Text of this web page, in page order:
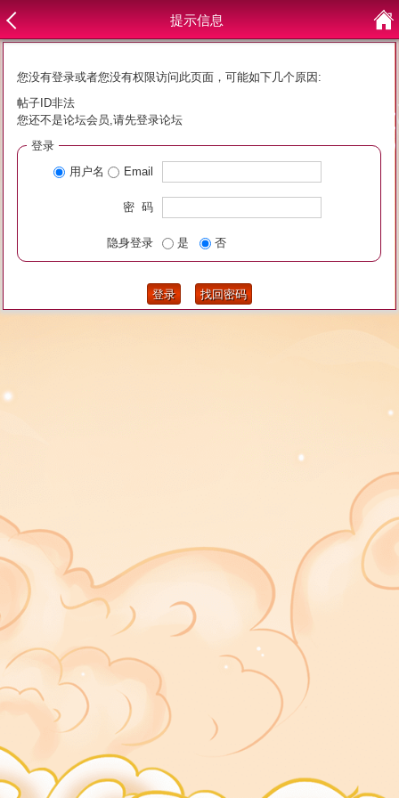
提示信息
您没有登录或者您没有权限访问此页面，可能如下几个原因:
帖子ID非法
您还不是论坛会员,请先登录论坛
登录
用户名
Email
密 码
隐身登录 是 否